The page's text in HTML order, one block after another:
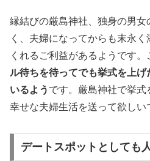
縁結びの厳島神社、独身の男
く、夫婦になってからも末永
くれるご利益があるようです。
ル待ちを待ってでも挙式を上
いるよう です。厳島神社で挙
幸せな夫婦生活を送って欲しい
デートスポットとしても